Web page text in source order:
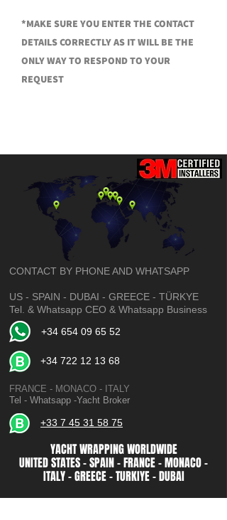
*MAKE SURE YOU ENTER THE CONTACT
DETAILS CORRECTLY AS IT WILL BE THE
ONLY WAY TO RESPOND TO YOUR
REQUEST
CONTACT BY PHONE AND WHATSAPP
US - SPAIN - DUBAI - GREECE - TÜRKYE
Tel. & Whatsapp CEO & Whatsapp Business
+34 654 09 65 52
+34 722 12 13 68
FRANCE - MONACO - ITALY
Tel - Whatsapp -Yacht Broker
+33 7 45 31 58 75
YACHT WRAPPING WORLDWIDE
UNITED STATES - SPAIN - FRANCE - MONACO -
ITALY - GREECE - TURKIYE - DUBAI